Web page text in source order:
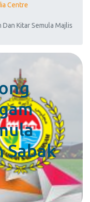
Centre
Dan Kitar Semula Majlis
Sabak